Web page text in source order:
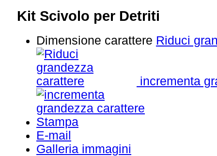
Kit Scivolo per Detriti
Dimensione carattere Riduci
incrementa
Stampa
E-mail
Galleria immagini